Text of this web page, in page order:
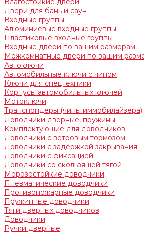
Двери для бань и саун
Входные группы
Алюминиевые входные группы
Пластиковые входные группы
Входные двери по вашим размерам
Межкомнатные двери по вашим
Автоключи
Автомобильные ключи с чипом
Ключи для спецтехники
Корпусы автомобильных ключей
Мотоключи
Транспондеры (чипы иммобилайзера)
Доводчики дверные, пружины
Комплектующие для доводчиков
Доводчики с ветровым тормозом
Доводчики с задержкой закрывания
Доводчики с фиксацией
Доводчики со скользящей тягой
Морозостойкие доводчики
Пневматические доводчики
Противопожарные доводчики
Пружинные доводчики
Тяги дверных доводчиков
Доводчики
Ручки дверные